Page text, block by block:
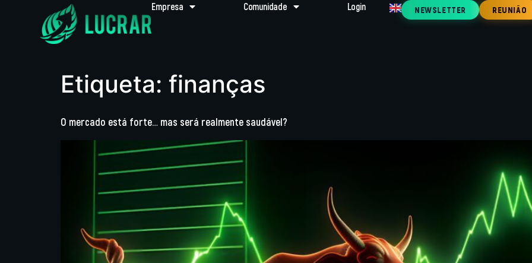
Empresa Comunidade Login NEWSLETTER REUNIÃO
Etiqueta: finanças
O mercado está forte… mas será realmente saudável?